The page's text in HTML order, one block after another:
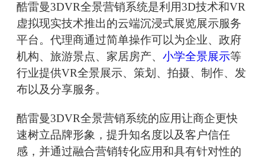
酷雷曼3DVR全景营销系统是利用3D技术和VR
虚拟现实技术推出的云端沉浸式展览展示服务
平台。代理商通过简单操作可以为企业、政府
机构、旅游景点、家居房产、 小学全景展示等
行业提供VR全景展示、策划、拍摄、制作、发
布以及分享服务。
酷雷曼3DVR全景营销系统的应用让商企更快
速树立品牌形象，提升知名度以及客户信任
感，并通过融合营销转化应用和具有针对性的